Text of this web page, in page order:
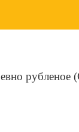
рубленое